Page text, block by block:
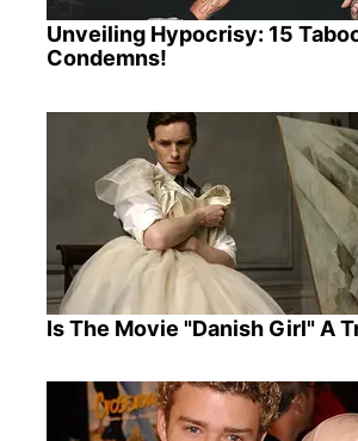
Unveiling Hypocrisy: 15
Condemns!
Is The Movie "Danish Girl" A